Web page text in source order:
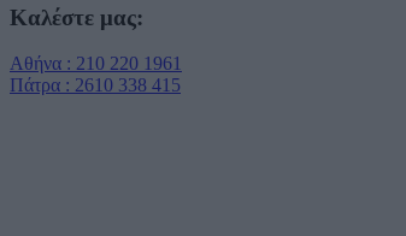
Καλέστε μας:
Αθήνα : 210 220 1961
Πάτρα : 2610 338 415